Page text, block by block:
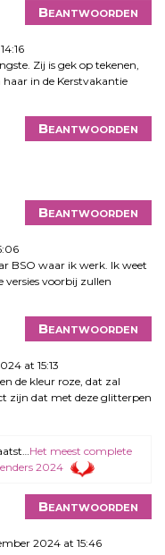
Beantwoorden
Zij is gek op tekenen,
in de Kerstvakantie
Beantwoorden
Beantwoorden
BSO waar ik werk. Ik weet
versies voorbij zullen
Beantwoorden
at 15:13
de kleur roze, dat zal
zijn dat met deze glitterpen
Het meest complete
2024
Beantwoorden
2024 at 15:46